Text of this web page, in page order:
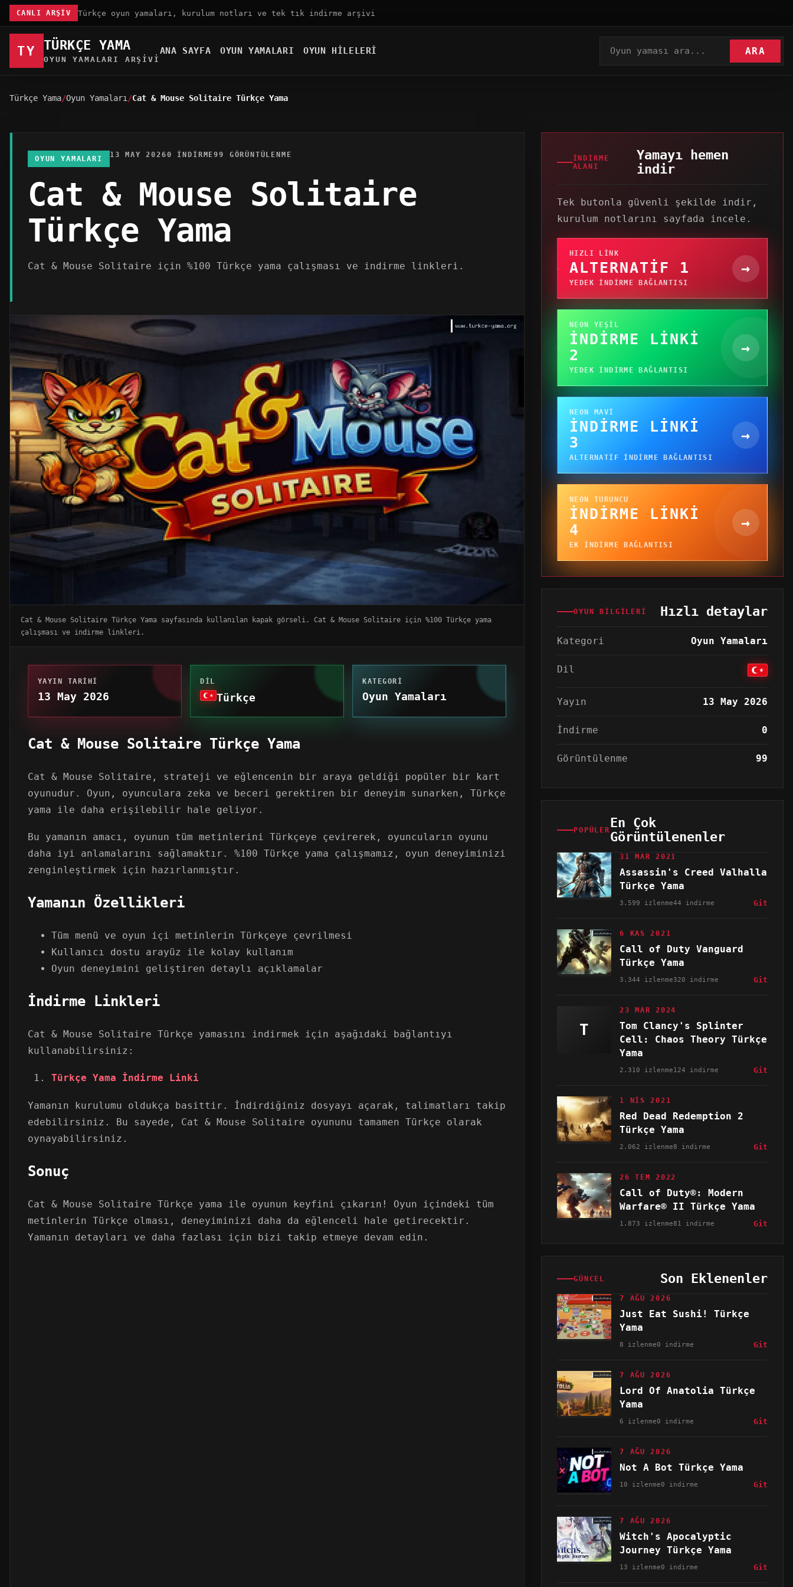
CANLI ARŞIV Türkçe oyun yamaları, kurulum notları ve tek tık indirme arşivi
TY TÜRKÇE YAMA
OYUN YAMALARI ARŞIVI
ANA SAYFA OYUN YAMALARI OYUN HILELERI ARA
Türkçe Yama Oyun Yamaları Cat & Mouse Solitaire Türkçe Yama
OYUN YAMALARI 13 MAY 20260 INDIRME99 GÖRÜNTÜLENME
Cat & Mouse Solitaire
Türkçe Yama
Cat & Mouse Solitaire için %100 Türkçe yama çalışması ve indirme linkleri.
Cat & Mouse Solitaire Türkçe Yama sayfasında kullanılan kapak görseli. Cat & Mouse Solitaire için %100 Türkçe yama
çalışması ve indirme linkleri.
YAYIN TARIHI
13 May 2026
DIL
Türkçe
KATEGORI
Oyun Yamaları
Cat & Mouse Solitaire Türkçe Yama
Cat & Mouse Solitaire, strateji ve eğlencenin bir araya geldiği popüler bir kart
oyunudur. Oyun, oyunculara zeka ve beceri gerektiren bir deneyim sunarken, Türkçe
yama ile daha erişilebilir hale geliyor.
Bu yamanın amacı, oyunun tüm metinlerini Türkçeye çevirerek, oyuncuların oyunu
daha iyi anlamalarını sağlamaktır. %100 Türkçe yama çalışmamız, oyun deneyiminizi
zenginleştirmek için hazırlanmıştır.
Yamanın Özellikleri
Tüm menü ve oyun içi metinlerin Türkçeye çevrilmesi
Kullanıcı dostu arayüz ile kolay kullanım
Oyun deneyimini geliştiren detaylı açıklamalar
İndirme Linkleri
Cat & Mouse Solitaire Türkçe yamasını indirmek için aşağıdaki bağlantıyı
kullanabilirsiniz:
Türkçe Yama İndirme Linki
Yamanın kurulumu oldukça basittir. İndirdiğiniz dosyayı açarak, talimatları takip
edebilirsiniz. Bu sayede, Cat & Mouse Solitaire oyununu tamamen Türkçe olarak
oynayabilirsiniz.
Sonuç
Cat & Mouse Solitaire Türkçe yama ile oyunun keyfini çıkarın! Oyun içindeki tüm
metinlerin Türkçe olması, deneyiminizi daha da eğlenceli hale getirecektir.
Yamanın detayları ve daha fazlası için bizi takip etmeye devam edin.
İNDIRME
ALANI
Yamayı hemen
indir
Tek butonla güvenli şekilde indir,
kurulum notlarını sayfada incele.
HIZLI LINK
ALTERNATIF 1
YEDEK INDIRME BAĞLANTISI
→
NEON YEŞIL
İNDIRME LINKI
2
YEDEK INDIRME BAĞLANTISI
→
NEON MAVI
İNDIRME LINKI
3
ALTERNATIF INDIRME BAĞLANTISI
→
NEON TURUNCU
İNDIRME LINKI
4
EK INDIRME BAĞLANTISI
→
OYUN BILGILERI Hızlı detaylar
Kategori Oyun Yamaları
Dil
Yayın 13 May 2026
İndirme 0
Görüntülenme 99
POPÜLER En Çok
Görüntülenenler
31 MAR 2021
Assassin's Creed Valhalla
Türkçe Yama
3.599 izlenme44 indirme Git
6 KAS 2021
Call of Duty Vanguard
Türkçe Yama
3.344 izlenme320 indirme Git
T
23 MAR 2024
Tom Clancy's Splinter
Cell: Chaos Theory Türkçe
Yama
2.310 izlenme124 indirme Git
1 NIS 2021
Red Dead Redemption 2
Türkçe Yama
2.062 izlenme8 indirme Git
26 TEM 2022
Call of Duty®: Modern
Warfare® II Türkçe Yama
1.873 izlenme81 indirme Git
GÜNCEL Son Eklenenler
7 AĞU 2026
Just Eat Sushi! Türkçe
Yama
8 izlenme0 indirme Git
7 AĞU 2026
Lord Of Anatolia Türkçe
Yama
6 izlenme0 indirme Git
7 AĞU 2026
Not A Bot Türkçe Yama
10 izlenme0 indirme Git
7 AĞU 2026
Witch's Apocalyptic
Journey Türkçe Yama
13 izlenme0 indirme Git